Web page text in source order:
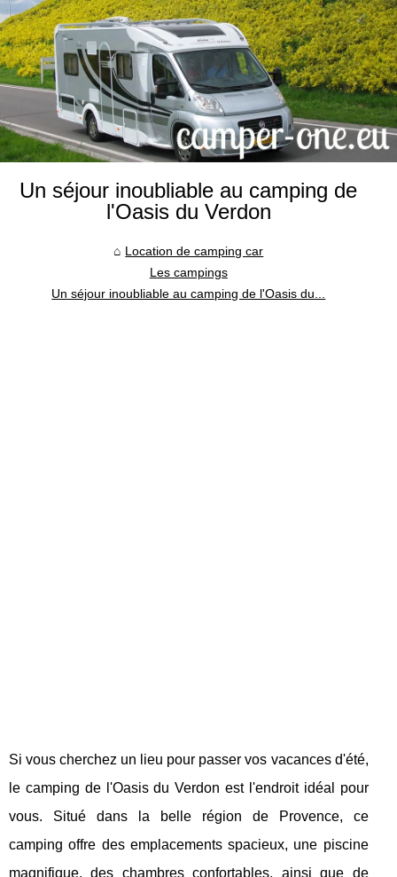
Un séjour inoubliable au camping de
l'Oasis du Verdon
Location de camping car
Les campings
Un séjour inoubliable au camping de l'Oasis du...
Si vous cherchez un lieu pour passer vos vacances d'été,
le camping de l'Oasis du Verdon est l'endroit idéal pour
vous. Situé dans la belle région de Provence, ce
camping offre des emplacements spacieux, une piscine
magnifique, des chambres confortables, ainsi que de